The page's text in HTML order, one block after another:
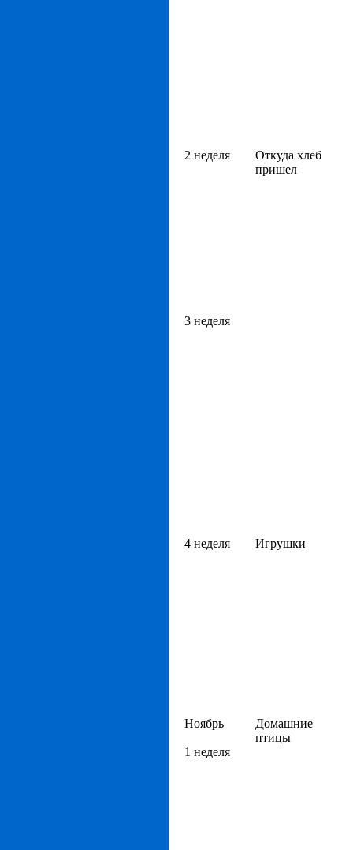
2 неделя
Откуда хлеб
пришел
3 неделя
4 неделя Игрушки
Ноябрь
1 неделя
Домашние
птицы